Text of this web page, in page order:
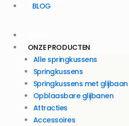
BLOG
ONZE PRODUCTEN
Alle springkussens
Springkussens
Springkussens met glijbaan
Opblaasbare glijbanen
Attracties
Accessoires